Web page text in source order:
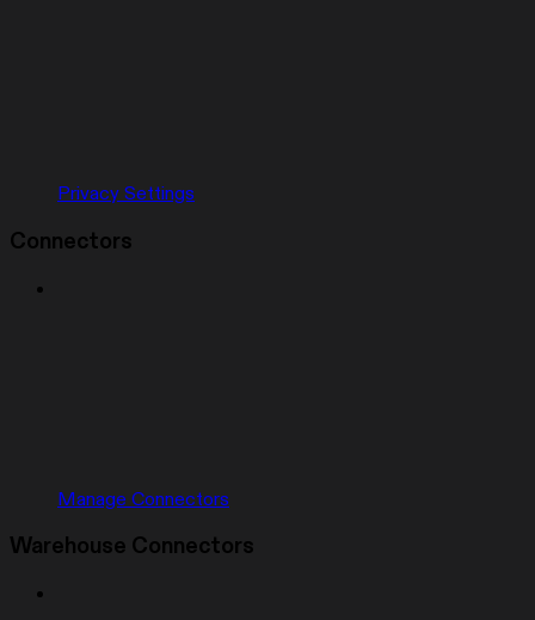
Privacy Settings
Connectors
Manage Connectors
Warehouse Connectors